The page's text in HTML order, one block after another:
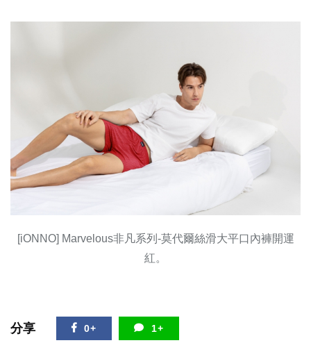
[iONNO] Marvelous非凡系列-莫代爾絲滑大平口內褲開運
紅。
分享 0+ 1+